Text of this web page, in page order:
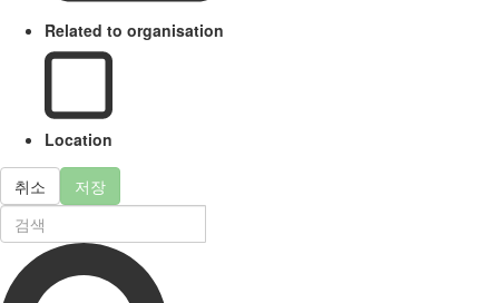
Related to organisation
Location
취소 저장